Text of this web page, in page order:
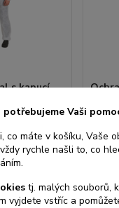
s kapucí
Skladem e-
shop,
odešleme
prac.dnů
g/m2,
91 Kč
Vaši
co máte v košíku, Vaše
rychle našli to, co
tj. malých souborů,
vyjdete vstříc a